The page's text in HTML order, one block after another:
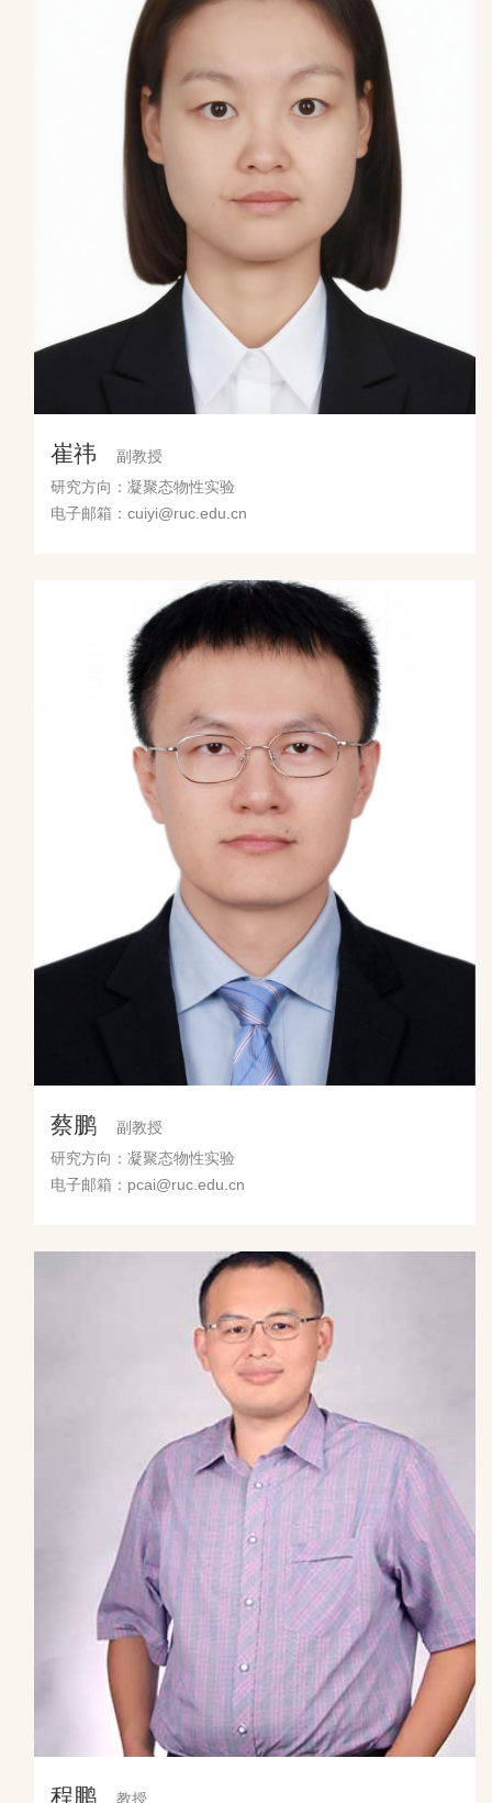
崔祎
副教授
研究方向：凝聚态物性实验
电子邮箱：cuiyi@ruc.edu.cn
蔡鹏
副教授
研究方向：凝聚态物性实验
电子邮箱：pcai@ruc.edu.cn
程鹏 教授